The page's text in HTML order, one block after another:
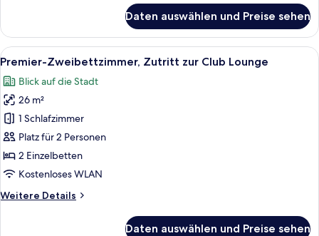
Zweibettzimmer,
Zutritt
zur
Lounge,
Eckzimmer
Daten auswählen und Preise sehen
Alle
Fotos
für
Premier-
Zweibettzimmer,
Zutritt
zur
Club
anzeigen
Ein Hotelzimmer mit zwei Betten,
4
Premier-Zweibettzimmer, Zutritt zur Club Lounge
Blick auf die Stadt
26 m²
1 Schlafzimmer
Platz für 2 Personen
2 Einzelbetten
Kostenloses WLAN
Weitere Details
Weitere
Daten auswählen und Preise sehen